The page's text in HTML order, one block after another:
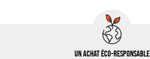
Un achat éco-responsable